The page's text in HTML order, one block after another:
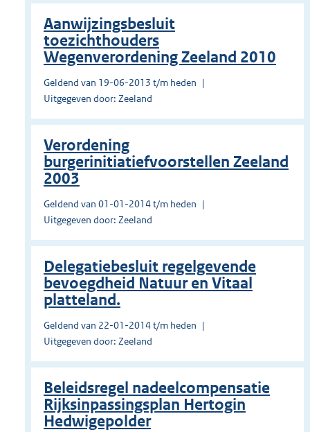
Aanwijzingsbesluit
toezichthouders
Wegenverordening Zeeland 2010
Geldend van 19-06-2013 t/m heden
Uitgegeven door: Zeeland
Verordening
burgerinitiatiefvoorstellen Zeeland
2003
Geldend van 01-01-2014 t/m heden
Uitgegeven door: Zeeland
Delegatiebesluit regelgevende
bevoegdheid Natuur en Vitaal
platteland.
Geldend van 22-01-2014 t/m heden
Uitgegeven door: Zeeland
Beleidsregel nadeelcompensatie
Rijksinpassingsplan Hertogin
Hedwigepolder